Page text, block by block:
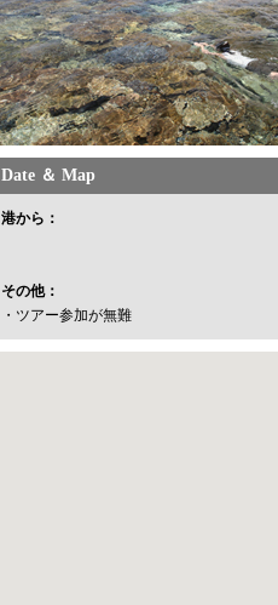
Date ＆ Map
港から：
その他：
・ツアー参加が無難